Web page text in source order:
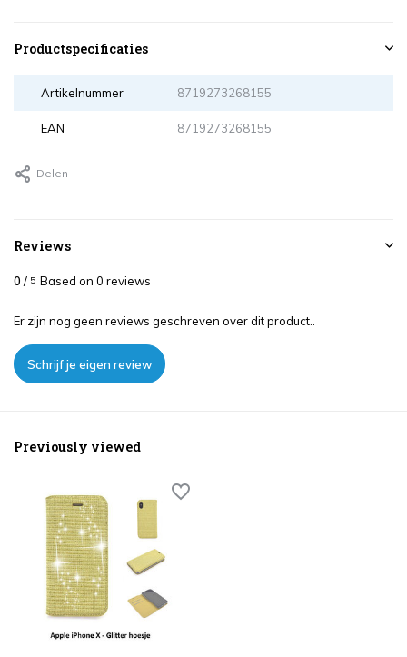
Productspecificaties
Artikelnummer 8719273268155
EAN 8719273268155
Delen
Reviews
0 / 5 Based on 0 reviews
Er zijn nog geen reviews geschreven over dit product..
Schrijf je eigen review
Previously viewed